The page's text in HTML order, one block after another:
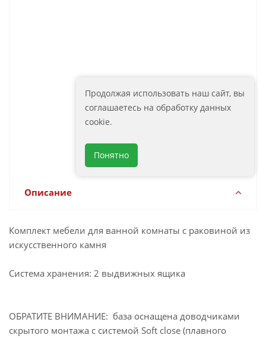
Раковина из искусственного
Артикул: AM-LAV-580-MR-A
Описание
Комплект мебели для ванной комнаты с раковиной из
искусственного камня
Система хранения: 2 выдвижных ящика
ОБРАТИТЕ ВНИМАНИЕ: база оснащена доводчиками
скрытого монтажа с системой Soft close (плавного
Продолжая использовать наш сайт, вы
соглашаетесь на обработку данных
cookie.
Понятно